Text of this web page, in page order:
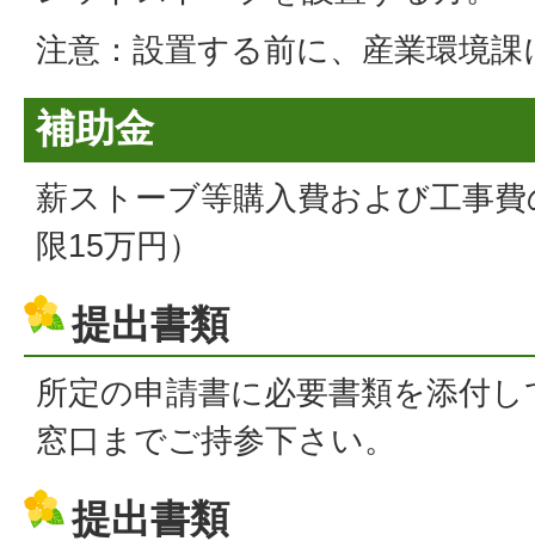
注意：設置する前に、産業環境
補助金
薪ストーブ等購入費および工事
限15万円）
提出書類
所定の申請書に必要書類を添付
窓口までご持参下さい。
提出書類